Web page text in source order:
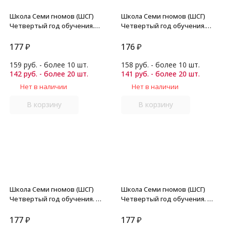
Школа Семи гномов (ШСГ)
Четвертый год обучения.
177₽
159 руб. - более 10 шт.
142 руб. - более 20 шт.
Нет в наличии
В корзину
Школа Семи гномов (ШСГ)
Четвертый год обучения.
Денисова.
176₽
158 руб. - более 10 шт.
141 руб. - более 20 шт.
Нет в наличии
В корзину
Школа Семи гномов (ШСГ)
Четвертый год обучения. Я
177₽
Школа Семи гномов (ШСГ)
Четвертый год обучения. Я
177₽